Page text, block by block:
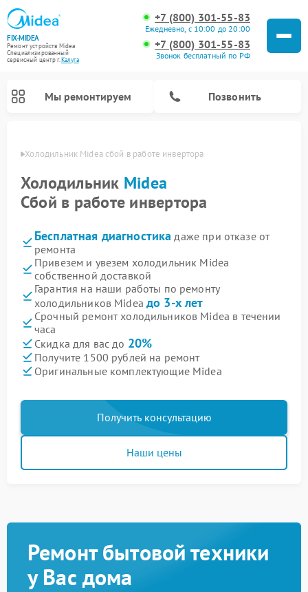
FIX-MIDEA
Ремонт устройств Midea
Специализированный
cервисный центр г.Калуга
+7 (800) 301-55-83
Ежедневно, с 10:00 до 20:00
+7 (800) 301-55-83
Звонок бесплатный по РФ
Мы ремонтируем Позвонить
Холодильник Midea сбой в работе инвертора
Холодильник Midea
Сбой в работе инвертора
Бесплатная диагностика даже при отказе от
ремонта
Привезем и увезем холодильник Midea
собственной доставкой
Гарантия на наши работы по ремонту
холодильников Mideaдо 3-х лет
Срочный ремонт холодильников Midea в течении
часа
Скидка для вас до 20%
Получите 1500 рублей на ремонт
Оригинальные комплектующие Midea
Получить консультацию
Наши цены
Ремонт бытовой техники
у Вас дома